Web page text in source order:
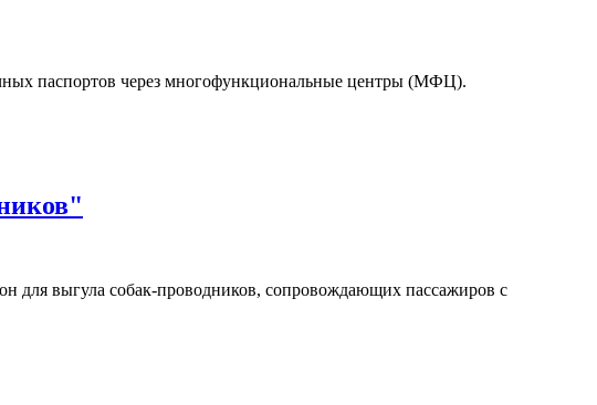
паспортов через многофункциональные центры (МФЦ).
для выгула собак-проводников, сопровождающих пассажиров с